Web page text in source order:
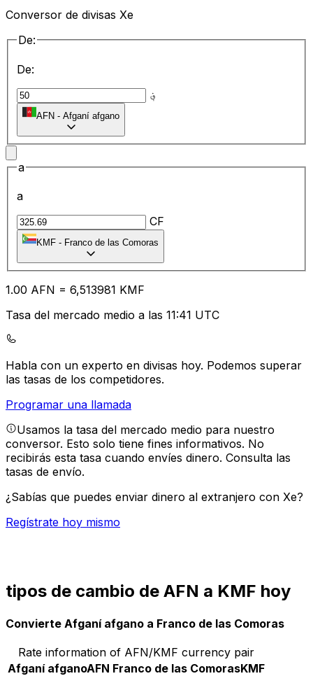
Conversor de divisas Xe
De:
De:
؋
AFN - Afganí afgano
a
a
CF
KMF - Franco de las Comoras
1.00 AFN = 6,513981 KMF
Tasa del mercado medio a las 11:41 UTC
Habla con un experto en divisas hoy. Podemos superar
las tasas de los competidores.
Programar una llamada
Usamos la tasa del mercado medio para nuestro
conversor. Esto solo tiene fines informativos. No
recibirás esta tasa cuando envíes dinero. Consulta las
tasas de envío.
¿Sabías que puedes enviar dinero al extranjero con Xe?
Regístrate hoy mismo
tipos de cambio de AFN a KMF hoy
Convierte Afganí afgano a Franco de las Comoras
Rate information of AFN/KMF currency pair
Afganí afganoAFN Franco de las ComorasKMF